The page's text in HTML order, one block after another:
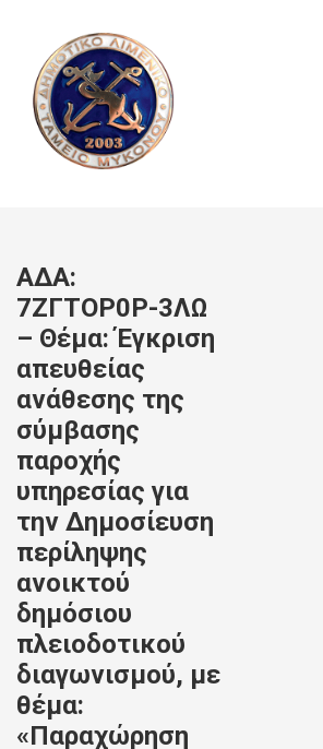
ΑΔΑ:
7ΖΓΤΟΡ0Ρ-3ΛΩ
– Θέμα: Έγκριση
απευθείας
ανάθεσης της
σύμβασης
παροχής
υπηρεσίας για
την Δημοσίευση
περίληψης
ανοικτού
δημόσιου
πλειοδοτικού
διαγωνισμού, με
θέμα:
«Παραχώρηση